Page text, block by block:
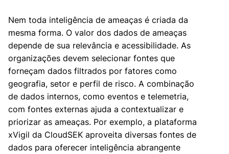
Nem toda inteligência de ameaças é criada da
mesma forma. O valor dos dados de ameaças
depende de sua relevância e acessibilidade. As
organizações devem selecionar fontes que
forneçam dados filtrados por fatores como
geografia, setor e perfil de risco. A combinação
de dados internos, como eventos e telemetria,
com fontes externas ajuda a contextualizar e
priorizar as ameaças. Por exemplo, a plataforma
xVigil da CloudSEK aproveita diversas fontes de
dados para oferecer inteligência abrangente